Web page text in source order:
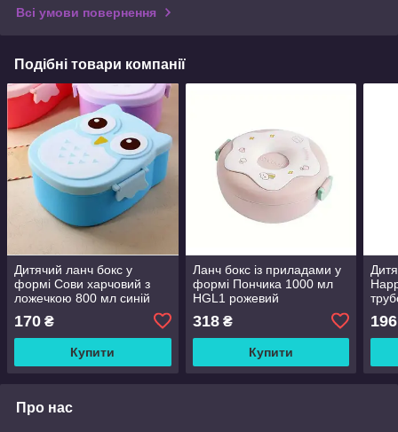
Всі умови повернення
Подібні товари компанії
Дитячий ланч бокс у
формі Сови харчовий з
ложечкою 800 мл синій
170 ₴
Купити
Ланч бокс із приладами у
формі Пончика 1000 мл
HGL1 рожевий
318₴
Купити
196
Про нас